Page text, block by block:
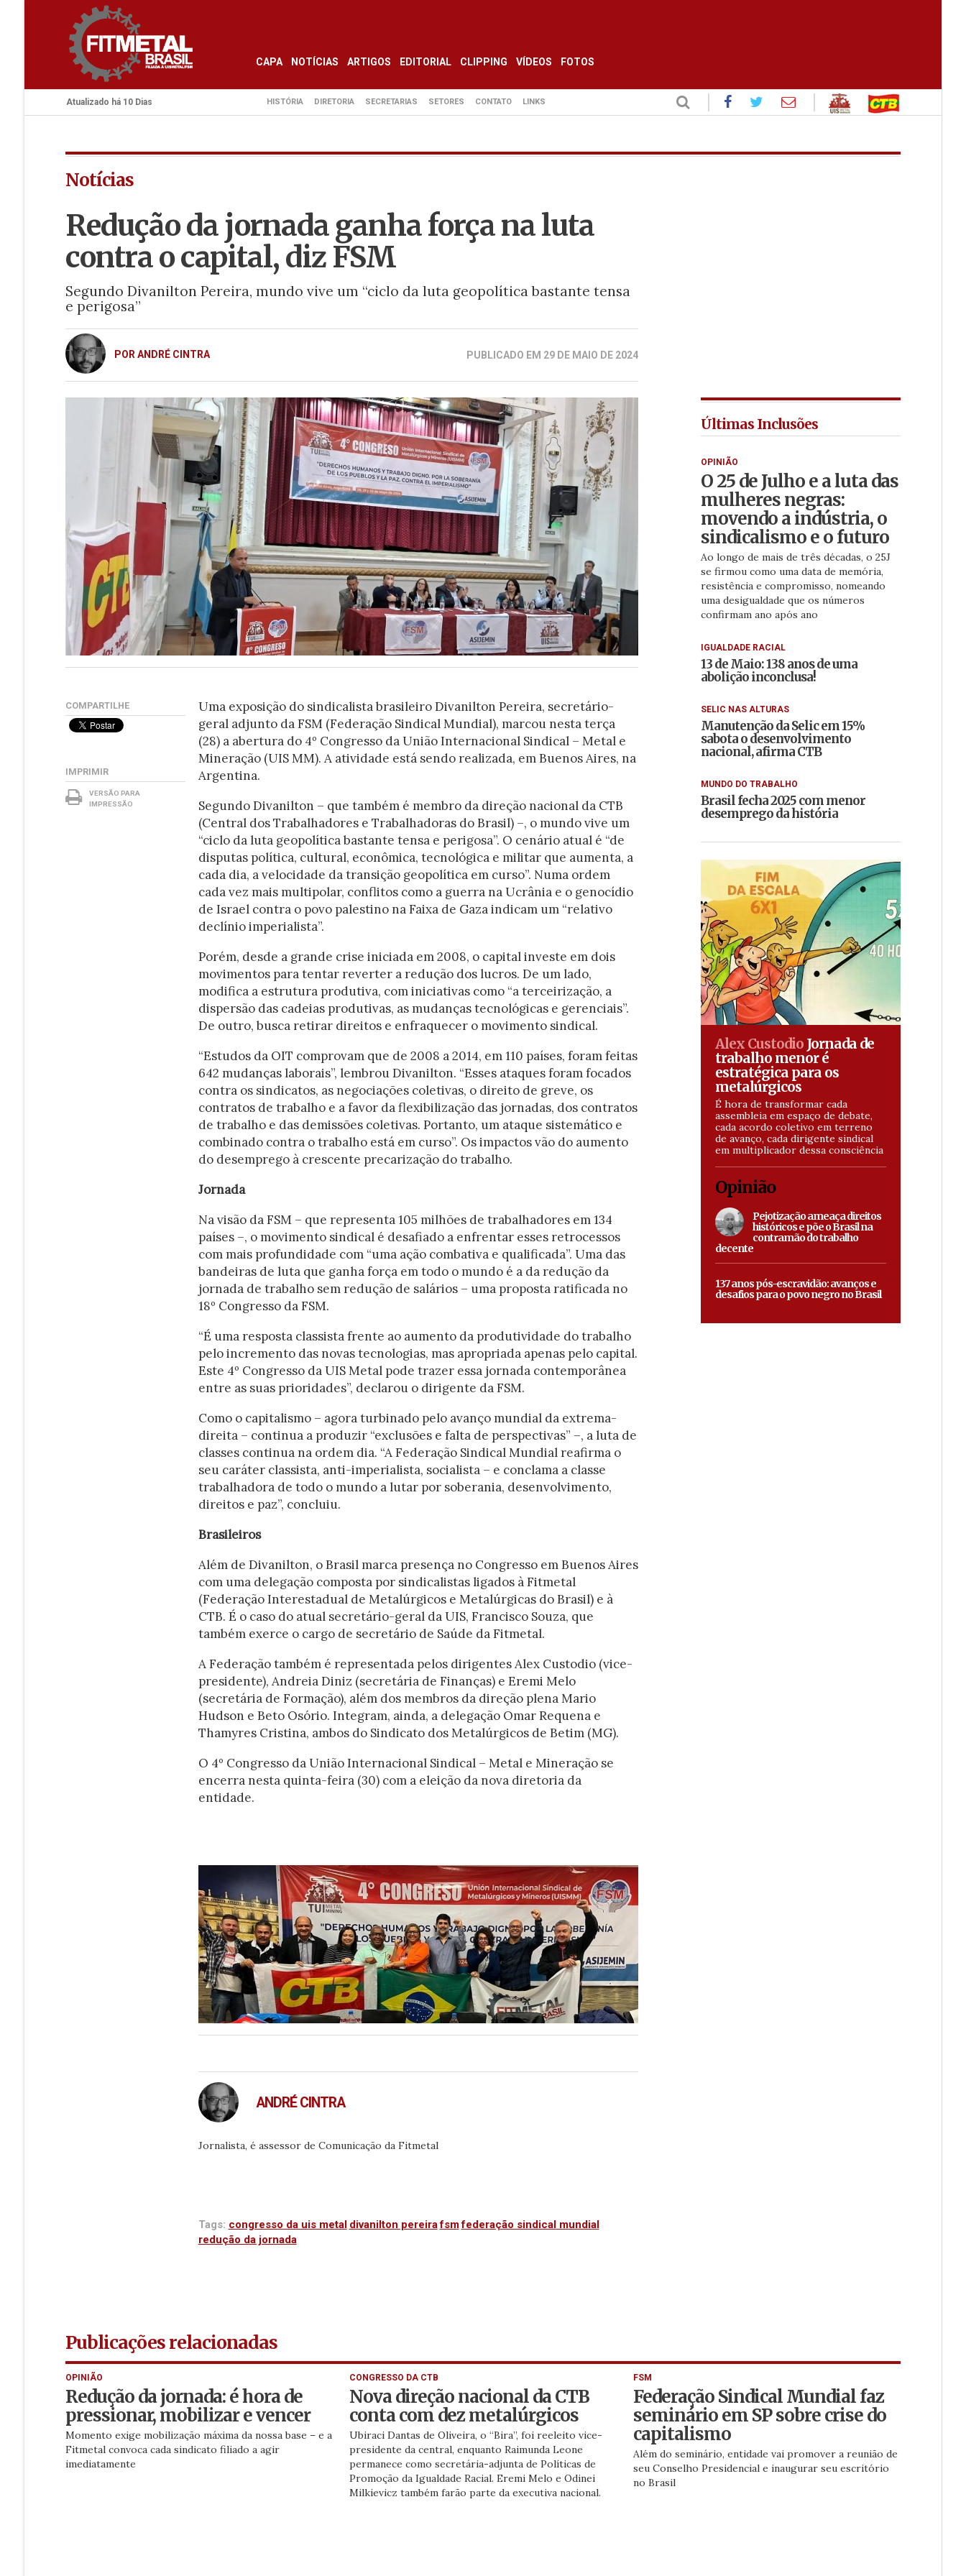
CAPA NOTÍCIAS ARTIGOS EDITORIAL CLIPPING VÍDEOS FOTOS
Atualizado há 10 Dias HISTÓRIA DIRETORIA SECRETARIAS SETORES CONTATO LINKS
Notícias
Redução da jornada ganha força na luta
contra o capital, diz FSM
Segundo Divanilton Pereira, mundo vive um “ciclo da luta geopolítica bastante tensa
e perigosa”
POR ANDRÉ CINTRA PUBLICADO EM 29 DE MAIO DE 2024
COMPARTILHE
IMPRIMIR
VERSÃO PARA
IMPRESSÃO
Uma exposição do sindicalista brasileiro Divanilton Pereira, secretário-
geral adjunto da FSM (Federação Sindical Mundial), marcou nesta terça
(28) a abertura do 4º Congresso da União Internacional Sindical – Metal e
Mineração (UIS MM). A atividade está sendo realizada, em Buenos Aires, na
Argentina.
Segundo Divanilton – que também é membro da direção nacional da CTB
(Central dos Trabalhadores e Trabalhadoras do Brasil) –, o mundo vive um
“ciclo da luta geopolítica bastante tensa e perigosa”. O cenário atual é “de
disputas política, cultural, econômica, tecnológica e militar que aumenta, a
cada dia, a velocidade da transição geopolítica em curso”. Numa ordem
cada vez mais multipolar, conflitos como a guerra na Ucrânia e o genocídio
de Israel contra o povo palestino na Faixa de Gaza indicam um “relativo
declínio imperialista”.
Porém, desde a grande crise iniciada em 2008, o capital investe em dois
movimentos para tentar reverter a redução dos lucros. De um lado,
modifica a estrutura produtiva, com iniciativas como “a terceirização, a
dispersão das cadeias produtivas, as mudanças tecnológicas e gerenciais”.
De outro, busca retirar direitos e enfraquecer o movimento sindical.
“Estudos da OIT comprovam que de 2008 a 2014, em 110 países, foram feitas
642 mudanças laborais”, lembrou Divanilton. “Esses ataques foram focados
contra os sindicatos, as negociações coletivas, o direito de greve, os
contratos de trabalho e a favor da flexibilização das jornadas, dos contratos
de trabalho e das demissões coletivas. Portanto, um ataque sistemático e
combinado contra o trabalho está em curso”. Os impactos vão do aumento
do desemprego à crescente precarização do trabalho.
Jornada
Na visão da FSM – que representa 105 milhões de trabalhadores em 134
países –, o movimento sindical é desafiado a enfrentar esses retrocessos
com mais profundidade com “uma ação combativa e qualificada”. Uma das
bandeiras de luta que ganha força em todo o mundo é a da redução da
jornada de trabalho sem redução de salários – uma proposta ratificada no
18º Congresso da FSM.
“É uma resposta classista frente ao aumento da produtividade do trabalho
pelo incremento das novas tecnologias, mas apropriada apenas pelo capital.
Este 4º Congresso da UIS Metal pode trazer essa jornada contemporânea
entre as suas prioridades”, declarou o dirigente da FSM.
Como o capitalismo – agora turbinado pelo avanço mundial da extrema-
direita – continua a produzir “exclusões e falta de perspectivas” –, a luta de
classes continua na ordem dia. “A Federação Sindical Mundial reafirma o
seu caráter classista, anti-imperialista, socialista – e conclama a classe
trabalhadora de todo o mundo a lutar por soberania, desenvolvimento,
direitos e paz”, concluiu.
Brasileiros
Além de Divanilton, o Brasil marca presença no Congresso em Buenos Aires
com uma delegação composta por sindicalistas ligados à Fitmetal
(Federação Interestadual de Metalúrgicos e Metalúrgicas do Brasil) e à
CTB. É o caso do atual secretário-geral da UIS, Francisco Souza, que
também exerce o cargo de secretário de Saúde da Fitmetal.
A Federação também é representada pelos dirigentes Alex Custodio (vice-
presidente), Andreia Diniz (secretária de Finanças) e Eremi Melo
(secretária de Formação), além dos membros da direção plena Mario
Hudson e Beto Osório. Integram, ainda, a delegação Omar Requena e
Thamyres Cristina, ambos do Sindicato dos Metalúrgicos de Betim (MG).
O 4º Congresso da União Internacional Sindical – Metal e Mineração se
encerra nesta quinta-feira (30) com a eleição da nova diretoria da
entidade.
ANDRÉ CINTRA
Jornalista, é assessor de Comunicação da Fitmetal
Tags: congresso da uis metal divanilton pereirafsmfederação sindical mundial
redução da jornada
Últimas Inclusões
OPINIÃO
O 25 de Julho e a luta das
mulheres negras:
movendo a indústria, o
sindicalismo e o futuro
Ao longo de mais de três décadas, o 25J
se firmou como uma data de memória,
resistência e compromisso, nomeando
uma desigualdade que os números
confirmam ano após ano
IGUALDADE RACIAL
13 de Maio: 138 anos de uma
abolição inconclusa!
SELIC NAS ALTURAS
Manutenção da Selic em 15%
sabota o desenvolvimento
nacional, afirma CTB
MUNDO DO TRABALHO
Brasil fecha 2025 com menor
desemprego da história
Alex Custodio Jornada de
trabalho menor é
estratégica para os
metalúrgicos
É hora de transformar cada
assembleia em espaço de debate,
cada acordo coletivo em terreno
de avanço, cada dirigente sindical
em multiplicador dessa consciência
Opinião
Pejotização ameaça direitos
históricos e põe o Brasil na
contramão do trabalho
decente
137 anos pós-escravidão: avanços e
desafios para o povo negro no Brasil
Publicações relacionadas
OPINIÃO
Redução da jornada: é hora de
pressionar, mobilizar e vencer
Momento exige mobilização máxima da nossa base – e a
Fitmetal convoca cada sindicato filiado a agir
imediatamente
CONGRESSO DA CTB
Nova direção nacional da CTB
conta com dez metalúrgicos
Ubiraci Dantas de Oliveira, o “Bira”, foi reeleito vice-
presidente da central, enquanto Raimunda Leone
permanece como secretária-adjunta de Políticas de
Promoção da Igualdade Racial. Eremi Melo e Odinei
Milkievicz também farão parte da executiva nacional.
FSM
Federação Sindical Mundial faz
seminário em SP sobre crise do
capitalismo
Além do seminário, entidade vai promover a reunião de
seu Conselho Presidencial e inaugurar seu escritório
no Brasil